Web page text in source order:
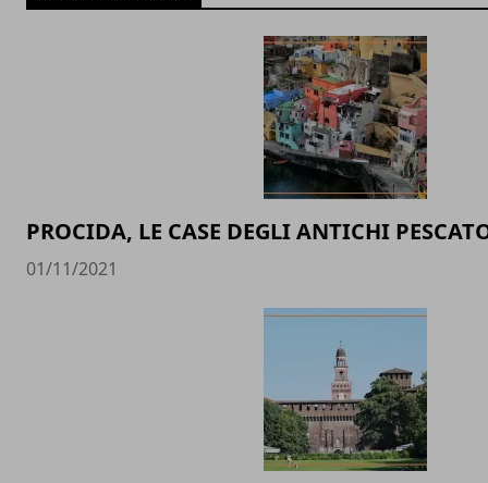
PROCIDA, LE CASE DEGLI ANTICHI
01/11/2021